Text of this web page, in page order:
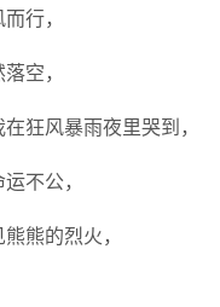
行，
空，
狂风暴雨夜里哭到，
不公，
熊的烈火，